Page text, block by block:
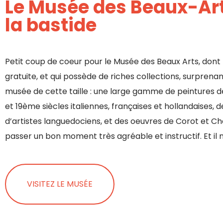
Le Musée des Beaux-
la bastide
Petit coup de coeur pour le Musée des Beaux Arts,
gratuite, et qui possède de riches collections,
musée de cette taille : une large gamme de peintures
et 19ème siècles italiennes, françaises et hollandaises,
d’artistes languedociens, et des oeuvres de Corot et
passer un bon moment très agréable et instructif. Et il
VISITEZ LE MUSÉE